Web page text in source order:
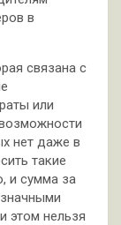
в
связана с
или
нет даже в
такие
и сумма за
этом нельзя